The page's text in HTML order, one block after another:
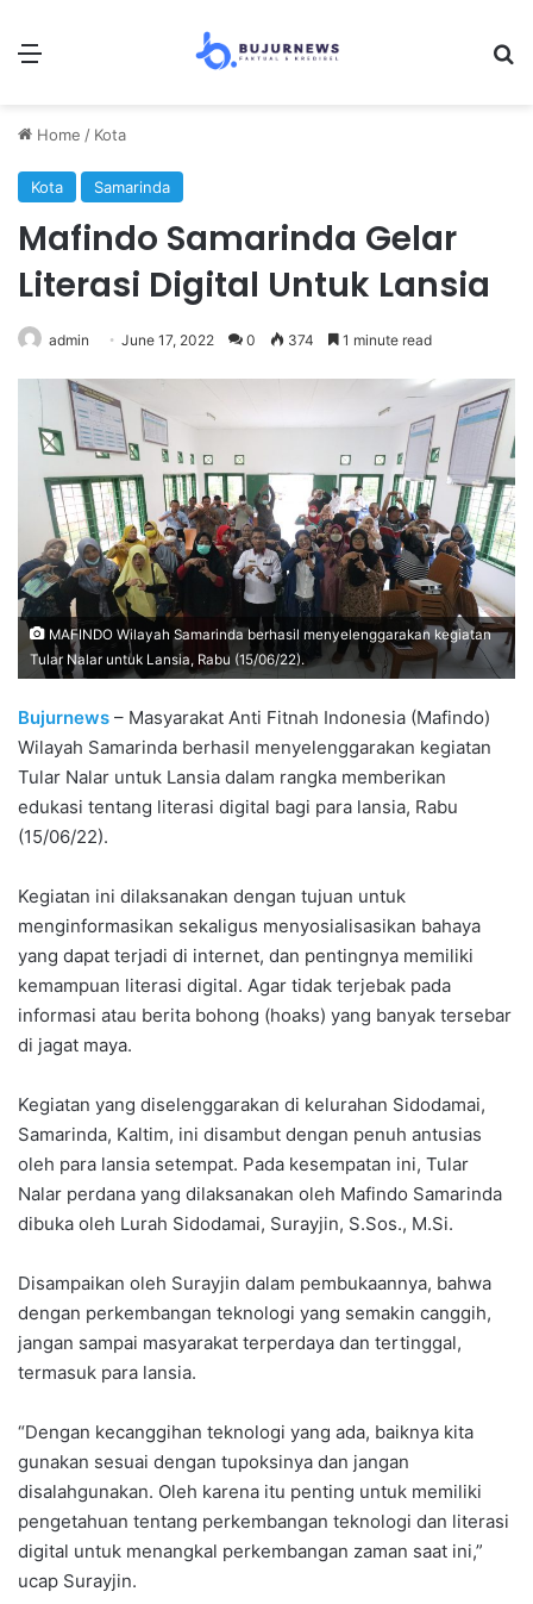
Home / Kota
Kota Samarinda
Mafindo Samarinda Gelar
Literasi Digital Untuk Lansia
admin June 17, 2022 0 374 1 minute read
MAFINDO Wilayah Samarinda berhasil menyelenggarakan kegiatan
Tular Nalar untuk Lansia, Rabu (15/06/22).
Bujurnews – Masyarakat Anti Fitnah Indonesia (Mafindo)
Wilayah Samarinda berhasil menyelenggarakan kegiatan
Tular Nalar untuk Lansia dalam rangka memberikan
edukasi tentang literasi digital bagi para lansia, Rabu
(15/06/22).
Kegiatan ini dilaksanakan dengan tujuan untuk
menginformasikan sekaligus menyosialisasikan bahaya
yang dapat terjadi di internet, dan pentingnya memiliki
kemampuan literasi digital. Agar tidak terjebak pada
informasi atau berita bohong (hoaks) yang banyak tersebar
di jagat maya.
Kegiatan yang diselenggarakan di kelurahan Sidodamai,
Samarinda, Kaltim, ini disambut dengan penuh antusias
oleh para lansia setempat. Pada kesempatan ini, Tular
Nalar perdana yang dilaksanakan oleh Mafindo Samarinda
dibuka oleh Lurah Sidodamai, Surayjin, S.Sos., M.Si.
Disampaikan oleh Surayjin dalam pembukaannya, bahwa
dengan perkembangan teknologi yang semakin canggih,
jangan sampai masyarakat terperdaya dan tertinggal,
termasuk para lansia.
“Dengan kecanggihan teknologi yang ada, baiknya kita
gunakan sesuai dengan tupoksinya dan jangan
disalahgunakan. Oleh karena itu penting untuk memiliki
pengetahuan tentang perkembangan teknologi dan literasi
digital untuk menangkal perkembangan zaman saat ini,”
ucap Surayjin.